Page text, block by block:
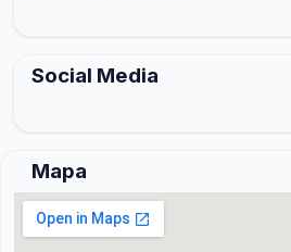
Social Media
Mapa